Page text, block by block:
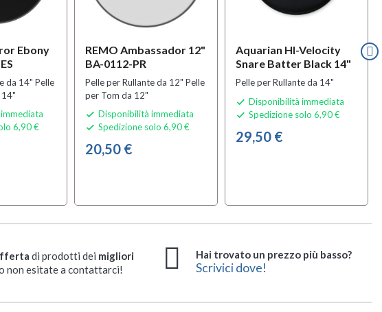
Ebony
14" Pelle
6,90 €
REMO Ambassador 12"
BA-0112-PR
Pelle per Rullante da 12" Pelle
per Tom da 12"
 Disponibilità immediata
 Spedizione solo 6,90 €
20,50 €
Aquarian HI-Velocity
Snare Batter Black 14"
Pelle per Rullante da 14"
 Disponibilità immediata
 Spedizione solo 6,90 €
29,50 €
di prodotti dei migliori
non esitate a contattarci!
Hai trovato un prezzo più basso?
Scrivici dove!